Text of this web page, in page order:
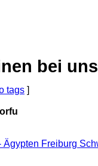
bei
tags ]
Freiburg